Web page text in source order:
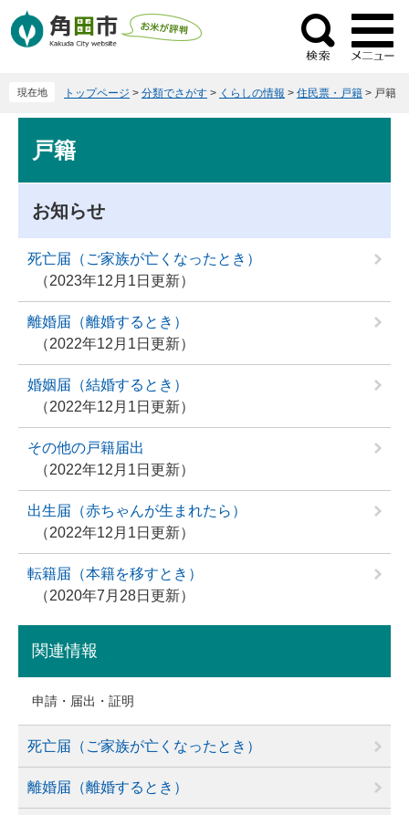
ー
ニ
検
索
現在地 トップページ > 分類でさがす > くらしの情報 > 住民票・戸籍 > 戸籍
戸籍
お知らせ
死亡届（ご家族が亡くなったとき）
2023年12月1日更新
離婚届（離婚するとき）
2022年12月1日更新
婚姻届（結婚するとき）
2022年12月1日更新
その他の戸籍届出
2022年12月1日更新
出生届（赤ちゃんが生まれたら）
2022年12月1日更新
転籍届（本籍を移すとき）
2020年7月28日更新
関連情報
申請・届出・証明
死亡届（ご家族が亡くなったとき）
離婚届（離婚するとき）